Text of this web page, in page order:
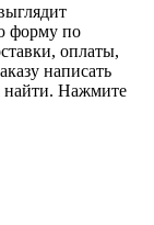
форму по
оплаты,
написать
найти. Нажмите